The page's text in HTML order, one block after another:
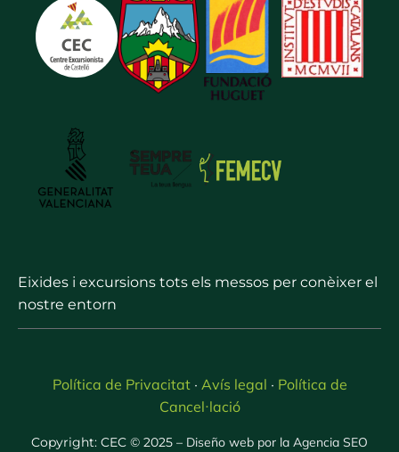
Eixides i excursions tots els messos per conèixer el
nostre entorn
Política de Privacitat· Avís legal · Política de
Cancel·lació
Copyright: CEC © 2025 – Diseño web por la Agencia SEO